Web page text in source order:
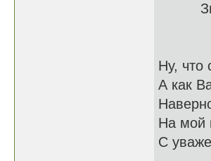
С
Ну, что
А как
На мой
С